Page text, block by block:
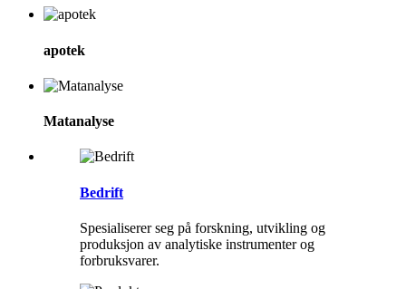
apotek
Matanalyse
Bedrift
Spesialiserer seg på forskning, utvikling og
produksjon av analytiske instrumenter og
forbruksvarer.